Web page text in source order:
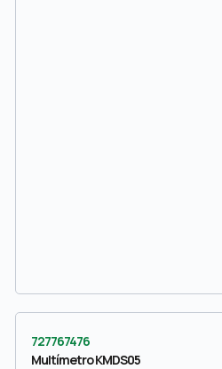
727767476
Multímetro KMDS05